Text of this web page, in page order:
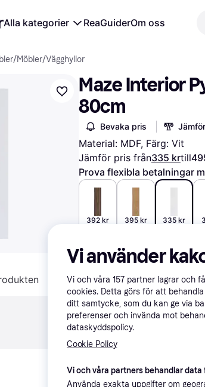
Alla kategorier ReaGuiderOm oss
/Möbler/Vägghyllor
Maze Interior
80cm
Bevaka pris Jämför
Material: MDF, Färg: Vit
Jämför pris från335 krtill
Prova flexibla betalningar
392 kr 395 kr 335 kr
Specifikationer
Vi använder
Vi och våra 157 partner lagrar och
cookies. Detta görs för att
ditt samtycke, som du kan ge via
preferenser och invända mot
dataskyddspolicy.
Cookie Policy
Vi och våra partners behandlar
Använda exakta uppgifter om